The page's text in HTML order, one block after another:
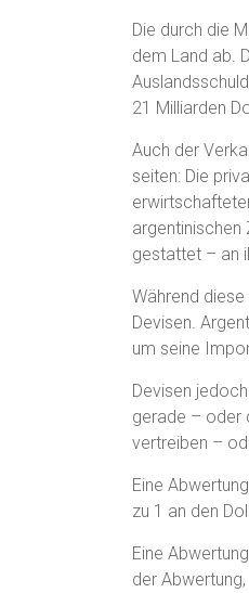
Die durch die
dem Land ab.
21 Milliarden
Auch der
seiten: Die
argentinischen
gestattet – an
Während
Devisen.
um seine
Devisen
gerade – oder
vertreiben –
Eine
zu 1 an den
Eine
der